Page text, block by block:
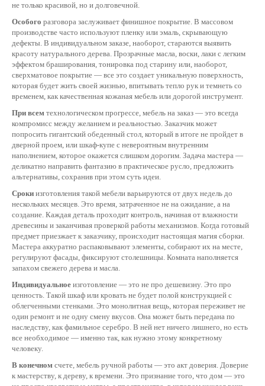
не только красивой, но и долговечной.
Особого разговора заслуживает финишное покрытие. В массовом
производстве часто используют пленку или эмаль, скрывающую
дефекты. В индивидуальном заказе, наоборот, стараются выявить
красоту натурального дерева. Прозрачные масла, воски, лаки с легким
эффектом браширования, тонировка под старину или, наоборот,
сверхматовое покрытие — все это создает уникальную поверхность,
которая будет жить своей жизнью, впитывать тепло рук и темнеть со
временем, как качественная кожаная мебель или дорогой инструмент.
При всем технологическом прогрессе, мебель на заказ — это всегда
компромисс между желанием и реальностью. Заказчик может
попросить гигантский обеденный стол, который в итоге не пройдет в
дверной проем, или шкаф-купе с невероятным внутренним
наполнением, которое окажется слишком дорогим. Задача мастера —
деликатно направить фантазию в практическое русло, предложить
альтернативы, сохранив при этом суть идеи.
Сроки изготовления такой мебели варьируются от двух недель до
нескольких месяцев. Это время, затраченное не на ожидание, а на
создание. Каждая деталь проходит контроль, начиная от влажности
древесины и заканчивая проверкой работы механизмов. Когда готовый
предмет приезжает к заказчику, происходит настоящая магия сборки.
Мастера аккуратно распаковывают элементы, собирают их на месте,
регулируют фасады, фиксируют столешницы. Комната наполняется
запахом свежего дерева и масла.
Индивидуальное изготовление — это не про дешевизну. Это про
ценность. Такой шкаф или кровать не будет полой конструкцией с
облегченными стенками. Это монолитная вещь, которая переживет не
один ремонт и не одну смену вкусов. Она может быть передана по
наследству, как фамильное серебро. В ней нет ничего лишнего, но есть
все необходимое — именно так, как нужно этому конкретному
человеку.
В конечном счете, мебель ручной работы — это акт доверия. Доверие
к мастерству, к дереву, к времени. Это признание того, что дом — это